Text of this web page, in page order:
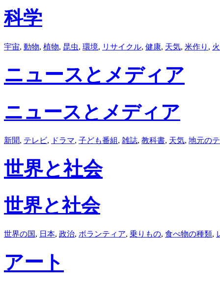
科学
宇宙, 動物, 植物, 昆虫, 環境, リサイクル, 健康, 天気, 米作り ,
ニュースとメディア
ニュースとメディア
新聞, テレビ, ドラマ, 子ども番組, 雑誌, 教科書, 天気, 地元の
世界と社会
世界と社会
世界の国, 日本, 政治, ボランティア, 乗りもの, 食べ物の種類,
アート